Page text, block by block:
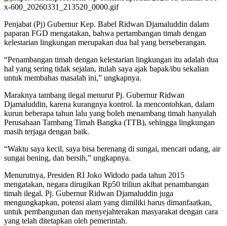
Penjabat (Pj) Gubernur Kep. Babel Ridwan Djamaluddin dalam
paparan FGD mengatakan, bahwa pertambangan timah dengan
kelestarian lingkungan merupakan dua hal yang berseberangan.
“Penambangan timah dengan kelestarian lingkungan itu adalah dua
hal yang sering tidak sejalan, itulah saya ajak bapak/ibu sekalian
untuk membahas masalah ini,” ungkapnya.
Maraknya tambang ilegal menurut Pj. Gubernur Ridwan
Djamaluddin, karena kurangnya kontrol. Ia mencontohkan, dalam
kurun beberapa tahun lalu yang boleh menambang timah hanyalah
Perusahaan Tambang Timah Bangka (TTB), sehingga lingkungan
masih terjaga dengan baik.
“Waktu saya kecil, saya bisa berenang di sungai, mencari udang, air
sungai bening, dan bersih,” ungkapnya.
Menurutnya, Presiden RI Joko Widodo pada tahun 2015
mengatakan, negara dirugikan Rp50 triliun akibat penambangan
timah ilegal. Pj. Gubernur Ridwan Djamaluddin juga
mengungkapkan, potensi alam yang dimiliki harus dimanfaatkan,
untuk pembangunan dan menyejahterakan masyarakat dengan cara
yang telah ditetapkan oleh pemerintah.